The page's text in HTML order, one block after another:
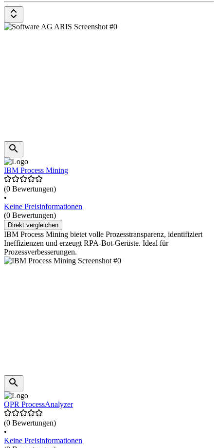
IBM Process Mining
(0 Bewertungen)
•
Keine Preisinformationen
(0 Bewertungen)
Direkt vergleichen
IBM Process Mining bietet volle Prozesstransparenz, identifiziert
Ineffizienzen und erzeugt RPA-Bot-Gerüste. Ideal für
Prozessverbesserungen.
QPR ProcessAnalyzer
(0 Bewertungen)
•
Keine Preisinformationen